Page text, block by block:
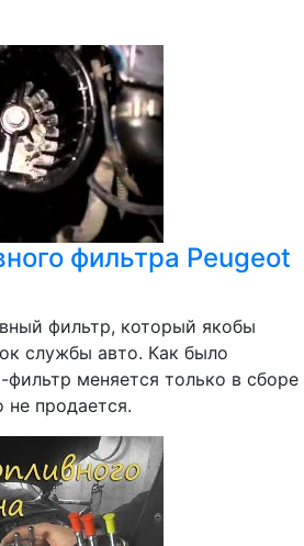
фильтра Peugeot
фильтр, который якобы
службы авто. Как было
меняется только в сборе
не продается.